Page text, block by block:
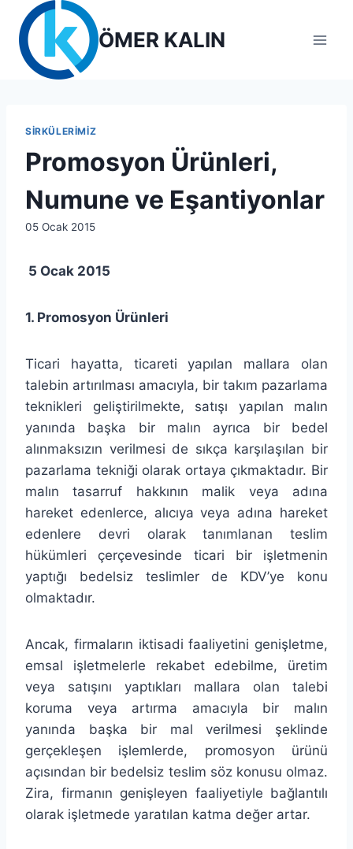
content
ÖMER KALIN
SIRKÜLERIMIZ
Promosyon Ürünleri,
Numune ve Eşantiyonlar
By
05 Ocak 2015
5 Ocak 2015
1. Promosyon Ürünleri
Ticari hayatta, ticareti yapılan mallara olan
talebin artırılması amacıyla, bir takım pazarlama
teknikleri geliştirilmekte, satışı yapılan malın
yanında başka bir malın ayrıca bir bedel
alınmaksızın verilmesi de sıkça karşılaşılan bir
pazarlama tekniği olarak ortaya çıkmaktadır. Bir
malın tasarruf hakkının malik veya adına
hareket edenlerce, alıcıya veya adına hareket
edenlere devri olarak tanımlanan teslim
hükümleri çerçevesinde ticari bir işletmenin
yaptığı bedelsiz teslimler de KDV’ye konu
olmaktadır.
Ancak, firmaların iktisadi faaliyetini genişletme,
emsal işletmelerle rekabet edebilme, üretim
veya satışını yaptıkları mallara olan talebi
koruma veya artırma amacıyla bir malın
yanında başka bir mal verilmesi şeklinde
gerçekleşen işlemlerde, promosyon ürünü
açısından bir bedelsiz teslim söz konusu olmaz.
Zira, firmanın genişleyen faaliyetiyle bağlantılı
olarak işletmede yaratılan katma değer artar.